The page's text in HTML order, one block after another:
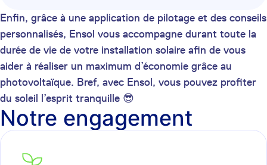
Enfin, grâce à une application de pilotage et des conseils
personnalisés, Ensol vous accompagne durant toute la
durée de vie de votre installation solaire afin de vous
aider à réaliser un maximum d’économie grâce au
photovoltaïque. Bref, avec Ensol, vous pouvez profiter
du soleil l’esprit tranquille 😎
Notre engagement